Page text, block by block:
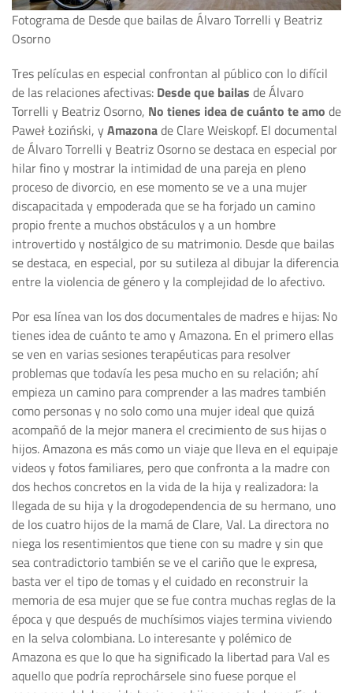
Fotograma de Desde que bailas de Álvaro Torrelli y Beatriz
Osorno
Tres películas en especial confrontan al público con lo difícil
de las relaciones afectivas: Desde que bailas de Álvaro
Torrelli y Beatriz Osorno, No tienes idea de cuánto te amo de
Paweł Łoziński, yAmazonade Clare Weiskopf. El documental
de Álvaro Torrelli y Beatriz Osorno se destaca en especial por
hilar fino y mostrar la intimidad de una pareja en pleno
proceso de divorcio, en ese momento se ve a una mujer
discapacitada y empoderada que se ha forjado un camino
propio frente a muchos obstáculos y a un hombre
introvertido y nostálgico de su matrimonio. Desde que bailas
se destaca, en especial, por su sutileza al dibujar la diferencia
entre la violencia de género y la complejidad de lo afectivo.
Por esa línea van los dos documentales de madres e hijas: No
tienes idea de cuánto te amo y Amazona. En el primero ellas
se ven en varias sesiones terapéuticas para resolver
problemas que todavía les pesa mucho en su relación; ahí
empieza un camino para comprender a las madres también
como personas y no solo como una mujer ideal que quizá
acompañó de la mejor manera el crecimiento de sus hijas o
hijos. Amazona es más como un viaje que lleva en el equipaje
videos y fotos familiares, pero que confronta a la madre con
dos hechos concretos en la vida de la hija y realizadora: la
llegada de su hija y la drogodependencia de su hermano, uno
de los cuatro hijos de la mamá de Clare, Val. La directora no
niega los resentimientos que tiene con su madre y sin que
sea contradictorio también se ve el cariño que le expresa,
basta ver el tipo de tomas y el cuidado en reconstruir la
memoria de esa mujer que se fue contra muchas reglas de la
época y que después de muchísimos viajes termina viviendo
en la selva colombiana. Lo interesante y polémico de
Amazona es que lo que ha significado la libertad para Val es
aquello que podría reprochársele sino fuese porque el